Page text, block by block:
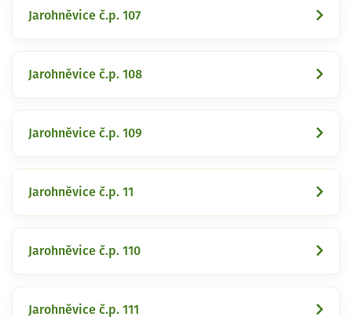
Jarohněvice č.p. 107
Jarohněvice č.p. 108
Jarohněvice č.p. 109
Jarohněvice č.p. 11
Jarohněvice č.p. 110
Jarohněvice č.p. 111